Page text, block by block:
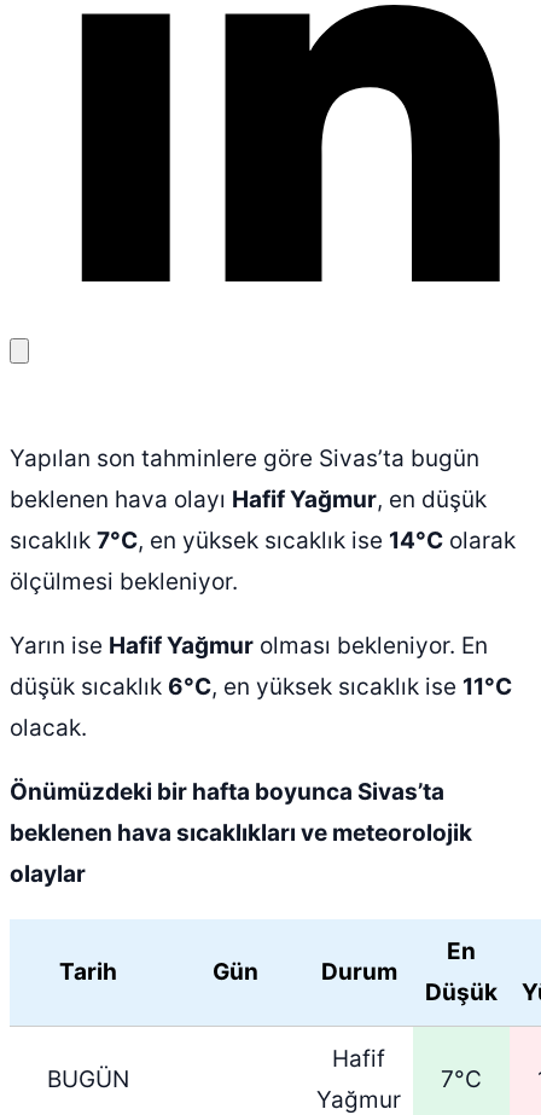
kopyala
Yapılan son tahminlere göre Sivas’ta bugün
beklenen hava olayı Hafif Yağmur, en düşük
sıcaklık 7°C, en yüksek sıcaklık ise 14°C olarak
ölçülmesi bekleniyor.
Yarın ise Hafif Yağmur olması bekleniyor. En
düşük sıcaklık 6°C, en yüksek sıcaklık ise 11°C
olacak.
Önümüzdeki bir hafta boyunca Sivas’ta
beklenen hava sıcaklıkları ve meteorolojik
olaylar
Tarih Gün Durum
En
Düşük
BUGÜN
Hafif
Yağmur
7°C